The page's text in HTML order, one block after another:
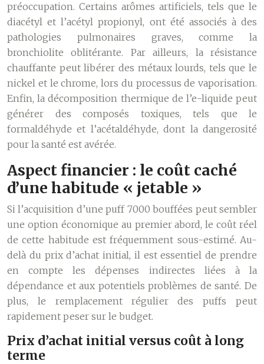
préoccupation. Certains arômes artificiels, tels que le
diacétyl et l’acétyl propionyl, ont été associés à des
pathologies pulmonaires graves, comme la
bronchiolite oblitérante. Par ailleurs, la résistance
chauffante peut libérer des métaux lourds, tels que le
nickel et le chrome, lors du processus de vaporisation.
Enfin, la décomposition thermique de l’e-liquide peut
générer des composés toxiques, tels que le
formaldéhyde et l’acétaldéhyde, dont la dangerosité
pour la santé est avérée.
Aspect financier : le coût caché
d’une habitude « jetable »
Si l’acquisition d’une puff 7000 bouffées peut sembler
une option économique au premier abord, le coût réel
de cette habitude est fréquemment sous-estimé. Au-
delà du prix d’achat initial, il est essentiel de prendre
en compte les dépenses indirectes liées à la
dépendance et aux potentiels problèmes de santé. De
plus, le remplacement régulier des puffs peut
rapidement peser sur le budget.
Prix d’achat initial versus coût à long
terme